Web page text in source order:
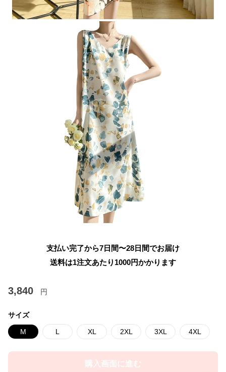
支払い完了から7日間〜28日間でお届け
送料は1注文あたり 1000円かかります
3,840 円
サイズ
M L XL 2XL 3XL 4XL
購入画面に進む